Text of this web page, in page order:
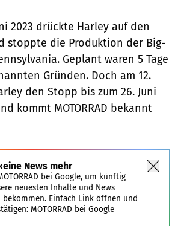
2023 drückte Harley auf den
stoppte die Produktion der Big-
Geplant waren 5 Tage
Gründen. Doch am 12.
den Stopp bis zum 26. Juni
kommt MOTORRAD bekannt
News mehr
bei Google, um künftig
neuesten Inhalte und News
bekommen. Einfach Link öffnen und
MOTORRAD bei Google